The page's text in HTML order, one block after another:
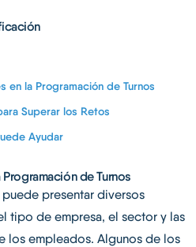
en la Programación de Turnos
Superar los Retos
Ayudar
de Turnos
presentar diversos
tipo de empresa, el sector y las
los empleados. Algunos de los